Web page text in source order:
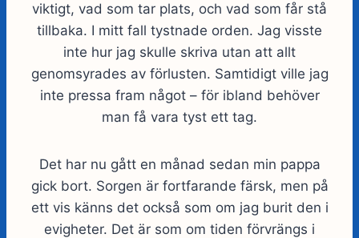
viktigt, vad som tar plats, och vad som får stå
tillbaka. I mitt fall tystnade orden. Jag visste
inte hur jag skulle skriva utan att allt
genomsyrades av förlusten. Samtidigt ville jag
inte pressa fram något – för ibland behöver
man få vara tyst ett tag.
Det har nu gått en månad sedan min pappa
gick bort. Sorgen är fortfarande färsk, men på
ett vis känns det också som om jag burit den i
evigheter. Det är som om tiden förvrängs i